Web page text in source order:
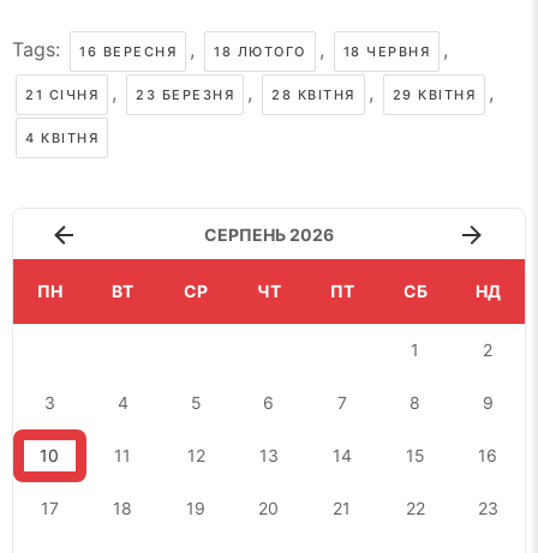
Tags: 16 ВЕРЕСНЯ , 18 ЛЮТОГО , 18 ЧЕРВНЯ ,
21 СІЧНЯ , 23 БЕРЕЗНЯ , 28 КВІТНЯ , 29 КВІТНЯ ,
4 КВІТНЯ
СЕРПЕНЬ 2026
ПН ВТ СР ЧТ ПТ СБ НД
1 2
3 4 5 6 7 8 9
10 11 12 13 14 15 16
17 18 19 20 21 22 23